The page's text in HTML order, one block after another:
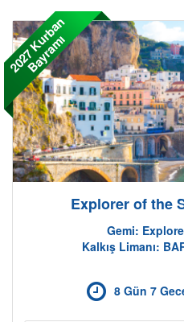
2
0
2
7
K
u
r
b
a
n
B
a
y
r
a
m
ı
Explorer of the
Gemi:
Kalkış Limanı:
8 Gün 7